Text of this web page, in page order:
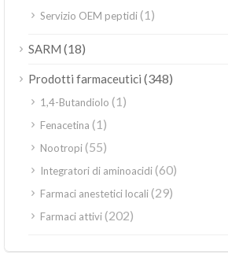
Servizio OEM peptidi(1)
SARM (18)
Prodotti farmaceutici (348)
1,4-Butandiolo (1)
Fenacetina (1)
Nootropi(55)
Integratori di aminoacidi(60)
Farmaci anestetici locali(29)
Farmaci attivi(202)